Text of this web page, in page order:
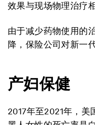
效果与现场物理治疗相
由于减少药物使用的
降，保险公司对新一
产妇保健
2017年至2021年，美